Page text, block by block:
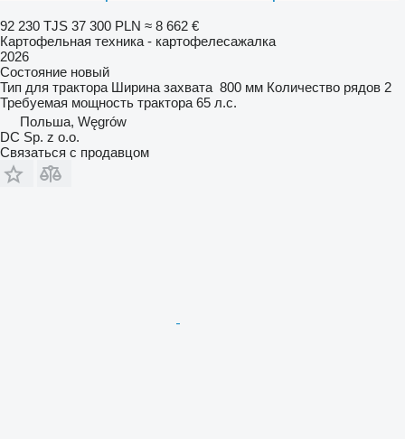
92 230 TJS 37 300 PLN ≈ 8 662 €
Картофельная техника - картофелесажалка
2026
Состояние новый
Тип для трактора Ширина захвата 800 мм Количество рядов 2
Требуемая мощность трактора 65 л.с.
Польша, Węgrów
DC Sp. z o.o.
Связаться с продавцом